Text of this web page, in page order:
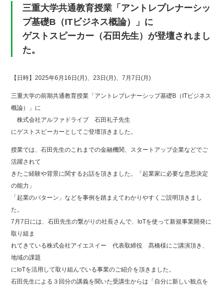
三重大学共通教育授業「アントレプレナーシッ
プ基礎B（ITビジネス概論）」に
ゲストスピーカー（石田先生）が登壇されまし
た。
【日時】2025年6月16日(月)、23日(月)、7月7日(月)
三重大学の前期共通教育授業「アントレプレナーシップ基礎B（ITビジネス
概論）」に
株式会社アルファドライブ 石田礼子先生
にゲストスピーカーとしてご登壇頂きました。
授業では、石田先生のこれまでの金融機関、スタートアップ企業などでご
活躍されて
きたご経験や背景に関するお話を頂きました。「起業家に必要な意思決定
の能力」
「起業のパターン」などを事例を踏まえてわかりやすくご説明頂きまし
た。
7月7日には、石田先生の繋がりの社長さんで、IoTを使って新規事業開発に
取り組ま
れてきている株式会社アイエスイー 代表取締役 髙橋様にご講演頂き、
地域の課題
にIoTを活用して取り組んでいる事業のご紹介を頂きました。
石田先生による３回分の講義を聞いた受講生からは「自分に新しい観点を